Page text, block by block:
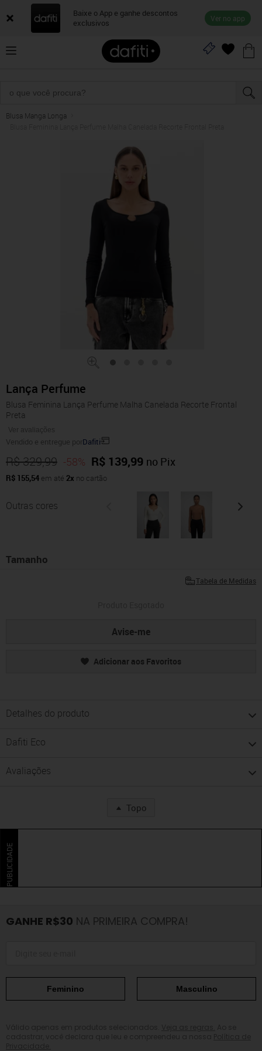
Baixe o App e ganhe descontos
exclusivos
Ver no app
Blusa Manga Longa
Lança Perfume
Blusa Feminina Lança Perfume Malha Canelada Recorte Frontal
Preta
Ver avaliações
Vendido e entregue porDafiti
R$ 329,99 -58% R$ 139,99 no Pix
R$ 155,54 em até 2x no cartão
Outras cores
Tamanho
Tabela de Medidas
Avise-me
Adicionar aos Favoritos
Detalhes do produto
Dafiti Eco
Avaliações
Topo
PUBLICIDADE
GANHE R$30 NA PRIMEIRA COMPRA!
Feminino Masculino